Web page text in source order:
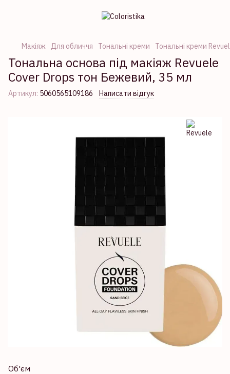
Макіяж Для обличчя Тональні креми Тональні креми
Тональна основа під макіяж Revuele
Cover Drops тон Бежевий, 35 мл
Артикул: 5060565109186 Написати відгук
Об'єм